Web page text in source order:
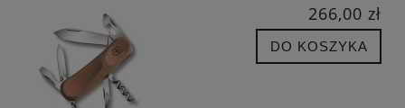
266,00 zł
DO KOSZYKA